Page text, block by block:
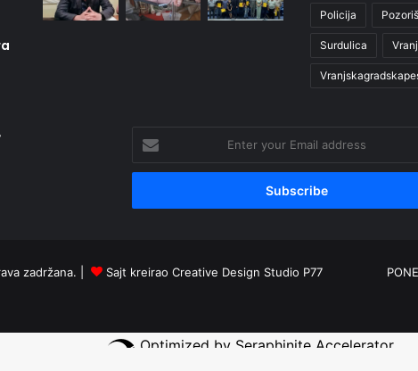
Policija
Surdulica
your
Email
zadržana. | Sajt kreirao Creative Design Studio P77
Optimized by Seraphinite Accelerator